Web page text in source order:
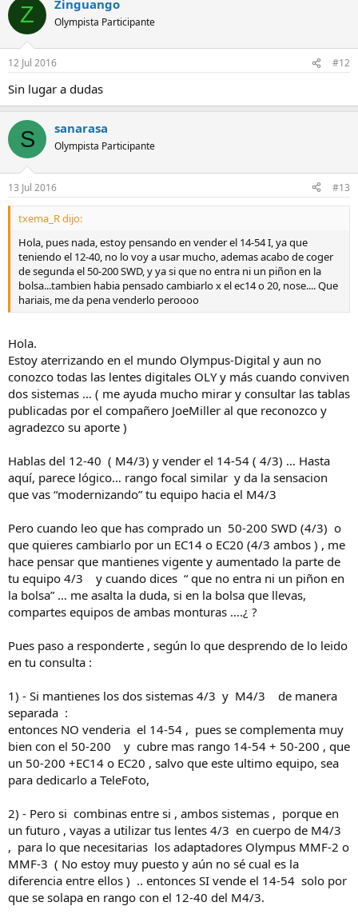
Z Zinguango
Olympista Participante
12 Jul 2016 #12
Sin lugar a dudas
S sanarasa
Olympista Participante
13 Jul 2016 #13
txema_R dijo:
Hola, pues nada, estoy pensando en vender el 14-54 I, ya que
teniendo el 12-40, no lo voy a usar mucho, ademas acabo de coger
de segunda el 50-200 SWD, y ya si que no entra ni un piñon en la
bolsa...tambien habia pensado cambiarlo x el ec14 o 20, nose.... Que
hariais, me da pena venderlo peroooo
Hola.
Estoy aterrizando en el mundo Olympus-Digital y aun no
conozco todas las lentes digitales OLY y más cuando conviven
dos sistemas … ( me ayuda mucho mirar y consultar las tablas
publicadas por el compañero JoeMiller al que reconozco y
agradezco su aporte )
Hablas del 12-40 ( M4/3) y vender el 14-54 ( 4/3) … Hasta
aquí, parece lógico… rango focal similar y da la sensacion
que vas “modernizando” tu equipo hacia el M4/3
Pero cuando leo que has comprado un 50-200 SWD (4/3) o
que quieres cambiarlo por un EC14 o EC20 (4/3 ambos ) , me
hace pensar que mantienes vigente y aumentado la parte de
tu equipo 4/3 y cuando dices “ que no entra ni un piñon en
la bolsa” … me asalta la duda, si en la bolsa que llevas,
compartes equipos de ambas monturas ….¿ ?
Pues paso a responderte , según lo que desprendo de lo leido
en tu consulta :
1) - Si mantienes los dos sistemas 4/3 y M4/3 de manera
separada :
entonces NO venderia el 14-54 , pues se complementa muy
bien con el 50-200 y cubre mas rango 14-54 + 50-200 , que
un 50-200 +EC14 o EC20 , salvo que este ultimo equipo, sea
para dedicarlo a TeleFoto,
2) - Pero si combinas entre si , ambos sistemas , porque en
un futuro , vayas a utilizar tus lentes 4/3 en cuerpo de M4/3
, para lo que necesitarias los adaptadores Olympus MMF-2 o
MMF-3 ( No estoy muy puesto y aún no sé cual es la
diferencia entre ellos ) .. entonces SI vende el 14-54 solo por
que se solapa en rango con el 12-40 del M4/3.